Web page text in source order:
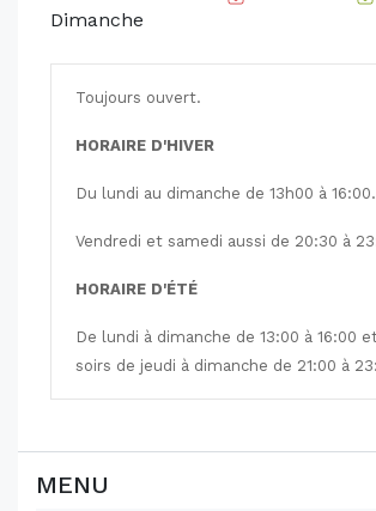
Dimanche
Toujours ouvert.
HORAIRE D'HIVER
Du lundi au dimanche de 13h00 à 16:00.
Vendredi et samedi aussi de 20:30 à
HORAIRE D'ÉTÉ
De lundi à dimanche de 13:00 à 16:00
soirs de jeudi à dimanche de 21:00 à
MENU